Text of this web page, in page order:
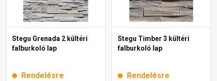
Stegu Grenada 2 kültéri
falburkoló lap
Rendelésre
Stegu Timber 3 kültéri
falburkoló lap
Rendelésre